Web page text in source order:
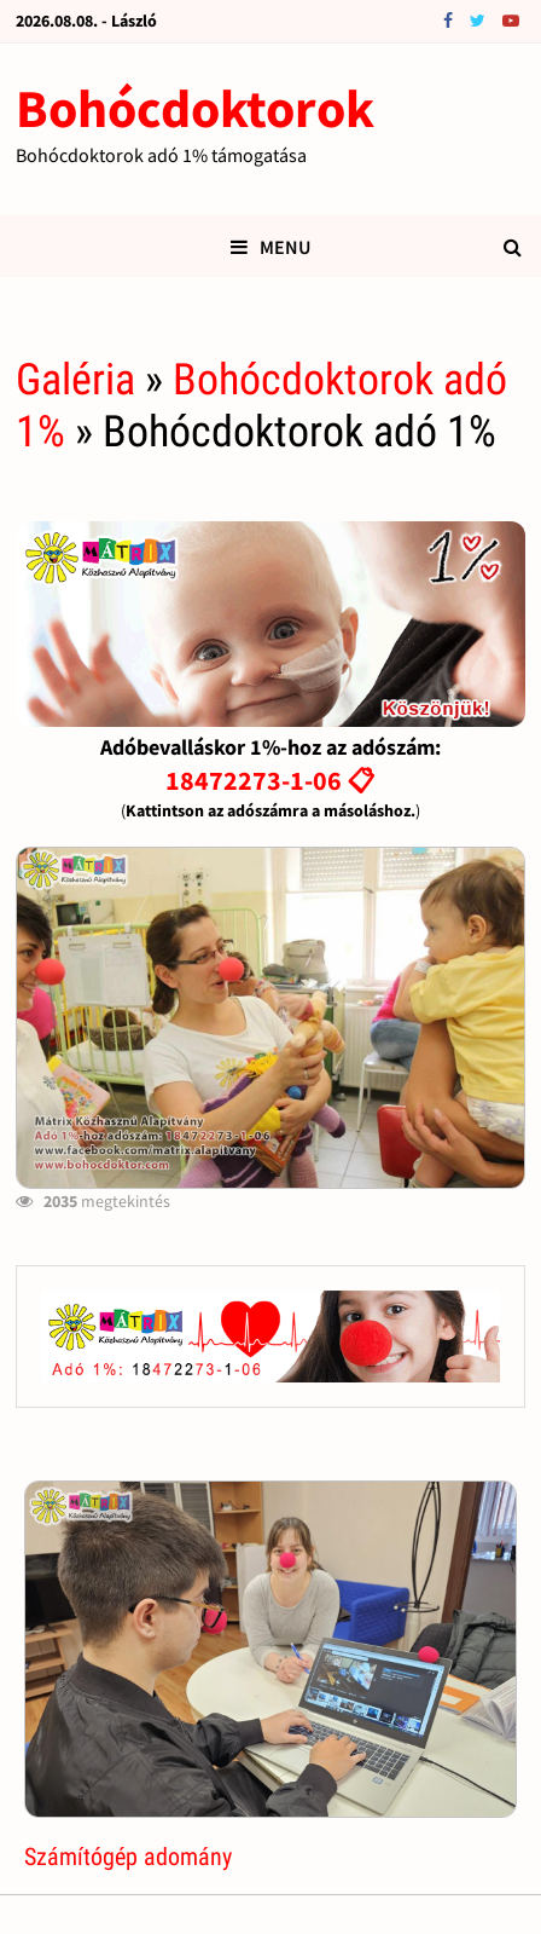
2026.08.08. - László
Bohócdoktorok
Bohócdoktorok adó 1% támogatása
MENU
Galéria » Bohócdoktorok adó
1% » Bohócdoktorok adó 1%
Adóbevalláskor 1%-hoz az adószám:
18472273-1-06 📋
(Kattintson az adószámra a másoláshoz.)
2035megtekintés
Számítógép adomány